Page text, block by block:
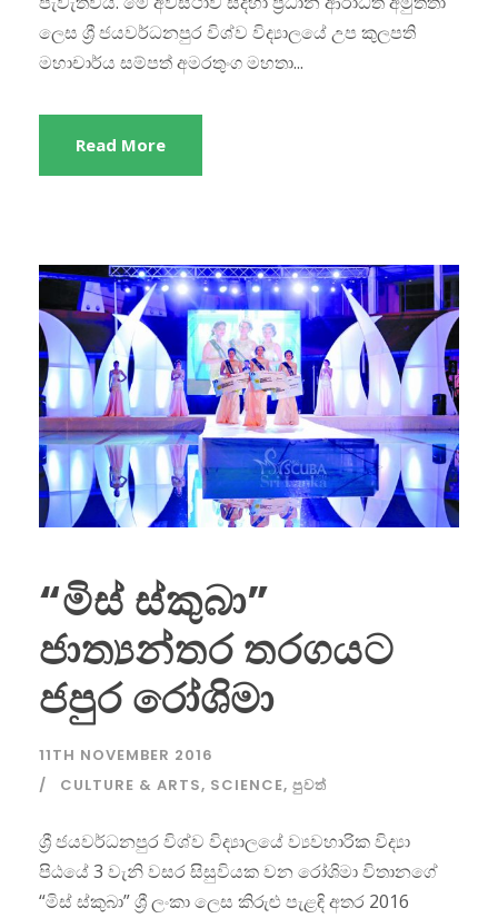
ලෙස ශ්‍රී ජයවර්ධනපුර විශ්ව විද්‍යාලයේ උප කුලපති
මහාචාර්ය සම්පත් අමරතුංග මහතා...
Read More
“මිස් ස්කුබා”
ජාත්‍යන්තර තරගයට
ජපුර රෝශිමා
11TH NOVEMBER 2016
CULTURE & ARTS, SCIENCE, පුවත්
ශ්‍රී ජයවර්ධනපුර විශ්ව විද්‍යාලයේ ව්‍යවහාරික විද්‍යා
පිඨයේ 3 වැනි වසර සිසුවියක වන රෝශිමා විතානගේ
“මිස් ස්කුබා” ශ්‍රී ලංකා ලෙස කිරුළු පැළඳි අතර 2016